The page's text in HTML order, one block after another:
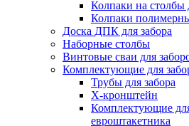
Колпаки на столбы
Колпаки
Доска ДПК для забора
Наборные столбы
Винтовые сваи для
Комплектующие для
Трубы для забора
Х-кронштейн
Комплектующие
евроштакетника